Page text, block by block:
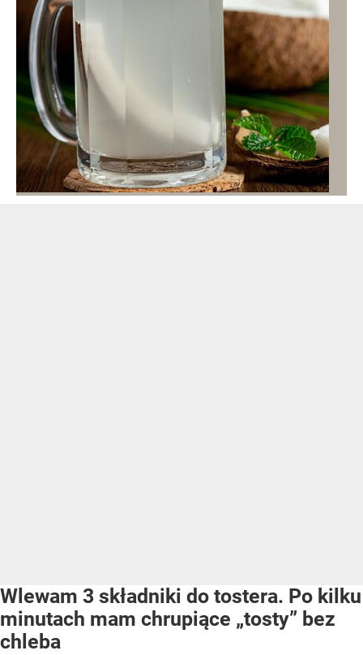
Wlewam 3 składniki do tostera. Po kilku
minutach mam chrupiące „tosty” bez
chleba